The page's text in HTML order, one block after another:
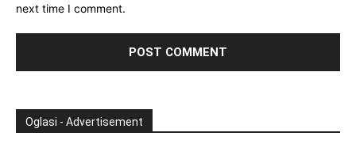
next time I comment.
Oglasi - Advertisement